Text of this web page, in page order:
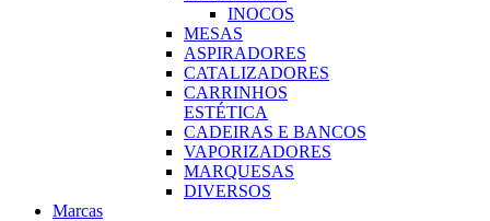
INOCOS
MESAS
ASPIRADORES
CATALIZADORES
CARRINHOS
ESTÉTICA
CADEIRAS E BANCOS
VAPORIZADORES
MARQUESAS
DIVERSOS
Marcas